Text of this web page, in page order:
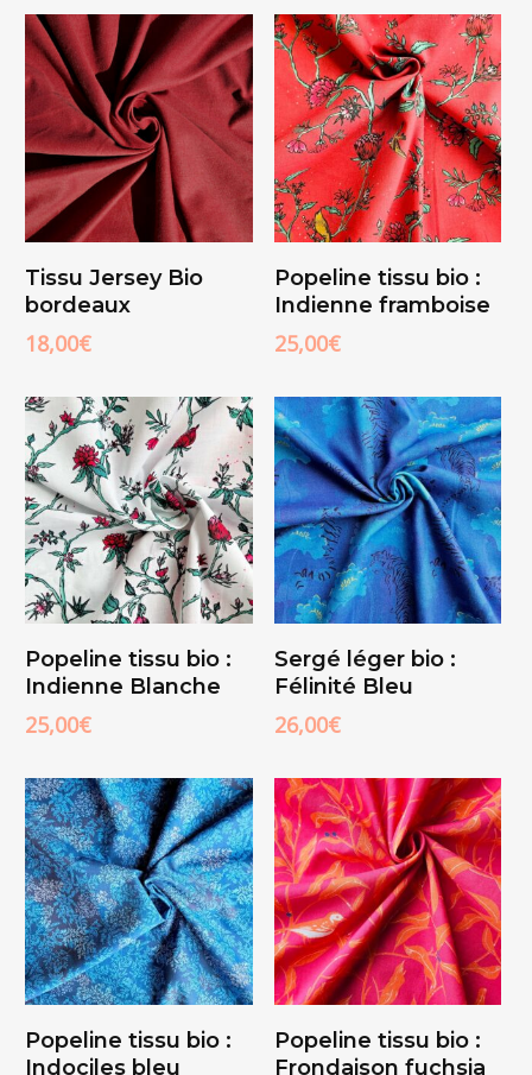
Ajouter Au
Panier
Tissu Jersey Bio
bordeaux
18,00€
Ajouter Au
Panier
Popeline tissu bio :
Indienne framboise
25,00€
Ajouter Au
Panier
Popeline tissu bio :
Indienne Blanche
25,00€
Ajouter Au
Panier
Sergé léger bio :
Félinité Bleu
26,00€
Ajouter Au
Panier
Popeline tissu bio :
Indociles bleu
Ajouter Au
Panier
Popeline tissu bio :
Frondaison fuchsia